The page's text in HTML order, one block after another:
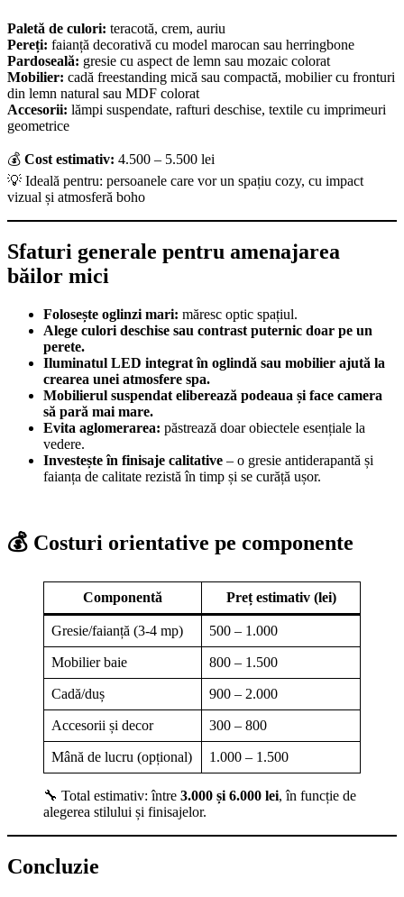
Paletă de culori: teracotă, crem, auriu
Pereți: faianță decorativă cu model marocan sau herringbone
Pardoseală: gresie cu aspect de lemn sau mozaic colorat
Mobilier: cadă freestanding mică sau compactă, mobilier cu fronturi
din lemn natural sau MDF colorat
Accesorii: lămpi suspendate, rafturi deschise, textile cu imprimeuri
geometrice
💰 Cost estimativ: 4.500 – 5.500 lei
💡 Ideală pentru: persoanele care vor un spațiu cozy, cu impact
vizual și atmosferă boho
Sfaturi generale pentru amenajarea
băilor mici
Folosește oglinzi mari: măresc optic spațiul.
Alege culori deschise sau contrast puternic doar pe un
perete.
Iluminatul LED integrat în oglindă sau mobilier ajută la
crearea unei atmosfere spa.
Mobilierul suspendat eliberează podeaua și face camera
să pară mai mare.
Evita aglomerarea: păstrează doar obiectele esențiale la
vedere.
Investește în finisaje calitative – o gresie antiderapantă și
faianța de calitate rezistă în timp și se curăță ușor.
💰 Costuri orientative pe componente
Componentă Preț estimativ (lei)
Gresie/faianță (3-4 mp) 500 – 1.000
Mobilier baie 800 – 1.500
Cadă/duș 900 – 2.000
Accesorii și decor 300 – 800
Mână de lucru (opțional) 1.000 – 1.500
🔧 Total estimativ: între 3.000 și 6.000 lei, în funcție de
alegerea stilului și finisajelor.
Concluzie